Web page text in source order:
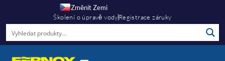
Změnit Zemi
Školení o úpravě vodyRegistrace záruky